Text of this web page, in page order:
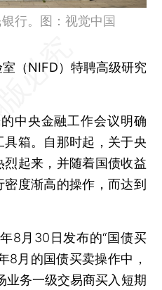
行。图：视觉中国
（NIFD）特聘高级研究
央金融工作会议明确
箱。自那时起，关于央
起来，并随着国债收益
度渐高的操作，而达到
月30日发布的“国债买
8月的国债买卖操作中，
业务一级交易商买入短期